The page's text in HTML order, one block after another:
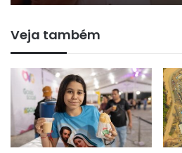
Veja também